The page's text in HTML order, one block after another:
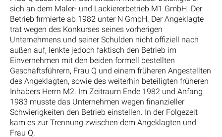
sich an dem Maler- und Lackiererbetrieb M1 GmbH. Der
Betrieb firmierte ab 1982 unter N GmbH. Der Angeklagte
trat wegen des Konkurses seines vorherigen
Unternehmens und seiner Schulden nicht offiziell nach
außen auf, lenkte jedoch faktisch den Betrieb im
Einvernehmen mit den beiden formell bestellten
Geschäftsführern, Frau Q und einem früheren Angestellten
des Angeklagten, sowie des weiterhin beteiligten früheren
Inhabers Herrn M2. Im Zeitraum Ende 1982 und Anfang
1983 musste das Unternehmen wegen finanzieller
Schwierigkeiten den Betrieb einstellen. In der Folgezeit
kam es zur Trennung zwischen dem Angeklagten und
Frau Q.